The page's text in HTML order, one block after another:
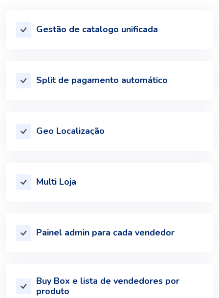
Gestão de catalogo unificada
Split de pagamento automático
Geo Localização
Multi Loja
Painel admin para cada vendedor
Buy Box e lista de vendedores por
produto